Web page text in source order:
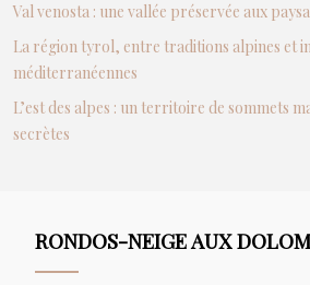
Val venosta : une vallée préservée aux
La région tyrol, entre traditions alpines et
méditerranéennes
L’est des alpes : un territoire de sommets
secrètes
RONDOS-NEIGE AUX